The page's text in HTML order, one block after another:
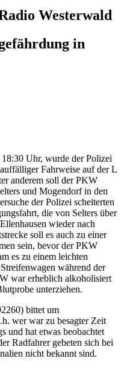
Westerwald
in
Uhr, wurde der Polizei
Fahrweise auf der L
anderem soll der PKW
und Mogendorf in den
der Polizei scheiterten
die von Selters über
wieder nach
soll es auch zu einer
sein, bevor der PKW
es zu einem leichten
während der
war erheblich alkoholisiert
unterziehen.
bittet um
wer war zu besagter Zeit
und hat etwas beobachtet
Radfahrer gebeten sich bei
nicht bekannt sind.